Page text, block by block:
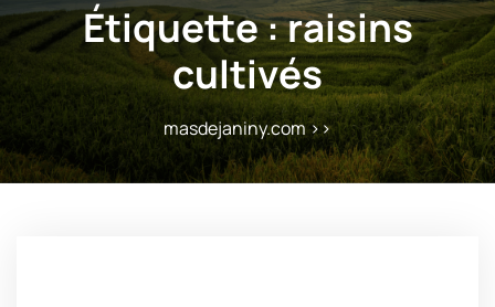
Étiquette :raisins
cultivés
masdejaniny.com>>